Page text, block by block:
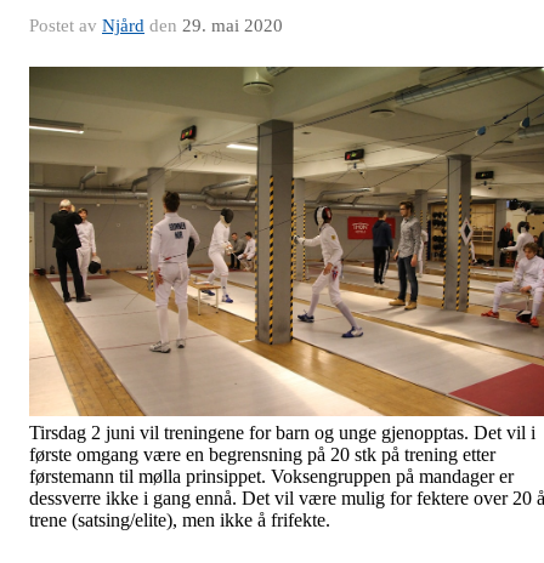
Postet av Njård den 29. mai 2020
Tirsdag 2 juni vil treningene for barn og unge gjenopptas. Det vil i
første omgang være en begrensning på 20 stk på trening etter
førstemann til mølla prinsippet. Voksengruppen på mandager er
dessverre ikke i gang ennå. Det vil være mulig for fektere over 20 å
trene (satsing/elite), men ikke å frifekte.